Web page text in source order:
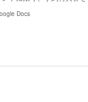
Docs